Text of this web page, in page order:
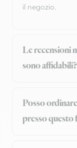
il negozio.
Le recensioni
sono affidabili?
Posso
presso questo